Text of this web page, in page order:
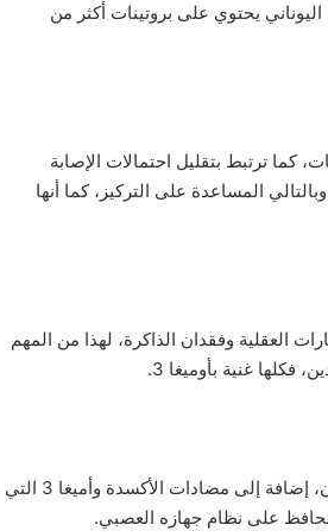
يحتوي على بروتينات أكثر من
كما ترتبط بتقليل احتمالات الإصابة
المساعدة على التركيز، كما أنها
الدماغ من تدهور المهارات العقلية وفقدان الذاكرة، لهذا من المهم
غنية بأوميغا 3.
المكسرات والبذور غنيّة بالبروتين والأحماض الدهنية الأساسية والفيتامينات والمعادن، إضافة إلى مضادات الأكسدة وأميغا 3 التي
على نظام جهازه العصبي.